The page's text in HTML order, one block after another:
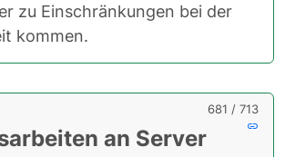
zu Einschränkungen bei der
kommen.
681 / 713
an Server